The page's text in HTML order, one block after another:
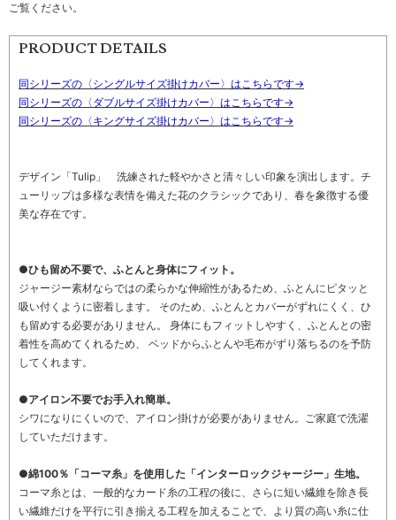
ご覧ください。
PRODUCT DETAILS
同シリーズの〈シングルサイズ掛けカバー〉はこちらです→
同シリーズの〈ダブルサイズ掛けカバー〉はこちらです→
同シリーズの〈キングサイズ掛けカバー〉はこちらです→
デザイン「Tulip」 洗練された軽やかさと清々しい印象を演出します。チ
ューリップは多様な表情を備えた花のクラシックであり、春を象徴する優
美な存在です。
●ひも留め不要で、ふとんと身体にフィット。
ジャージー素材ならではの柔らかな伸縮性があるため、ふとんにピタッと
吸い付くように密着します。 そのため、ふとんとカバーがずれにくく、ひ
も留めする必要がありません。 身体にもフィットしやすく、ふとんとの密
着性を高めてくれるため、 ベッドからふとんや毛布がずり落ちるのを予防
してくれます。
●アイロン不要でお手入れ簡単。
シワになりにくいので、アイロン掛けが必要がありません。ご家庭で洗濯
していただけます。
●綿100％「コーマ糸」を使用した「インターロックジャージー」生地。
コーマ糸とは、一般的なカード糸の工程の後に、さらに短い繊維を除き長
い繊維だけを平行に引き揃える工程を加えることで、より質の高い糸に仕